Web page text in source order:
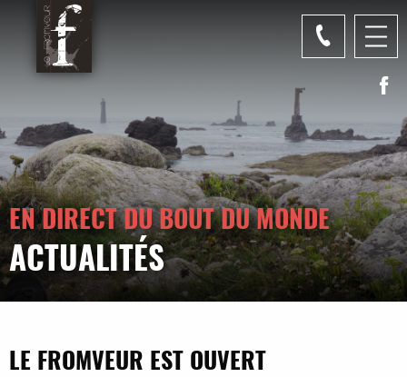
EN DIRECT DU BOUT DU MONDE
ACTUALITÉS
LE FROMVEUR EST OUVERT
Panneau de gestion des cookies